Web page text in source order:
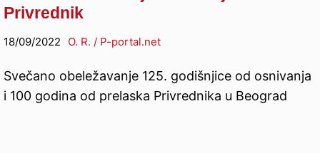
Privrednik
18/09/2022 O. R. / P-portal.net
Svečano obeležavanje 125. godišnjice od osnivanja
i 100 godina od prelaska Privrednika u Beograd